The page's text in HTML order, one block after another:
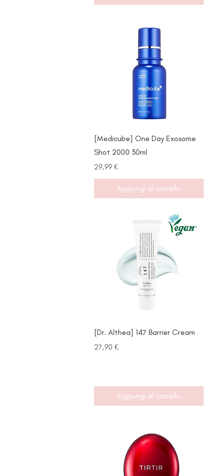
Vista rapida
[Medicube] One Day Exosome
Shot 2000 30ml
Prezzo
29,99 €
Aggiungi al carrello
Vista rapida
[Dr. Althea] 147 Barrier Cream
Prezzo
27,90 €
Aggiungi al carrello